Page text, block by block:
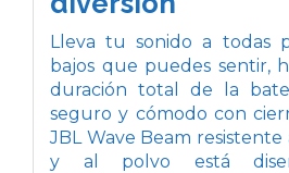
Lleva tu sonido a todas
bajos que puedes sentir,
duración total de la
seguro y cómodo con
JBL Wave Beam resistente
y al polvo está